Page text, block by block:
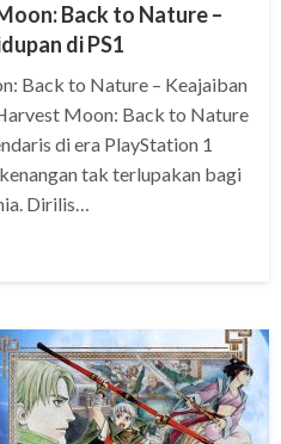
Back to Nature –
di PS1
Back to Nature – Keajaiban
Moon: Back to Nature
di era PlayStation 1
tak terlupakan bagi
Dirilis…